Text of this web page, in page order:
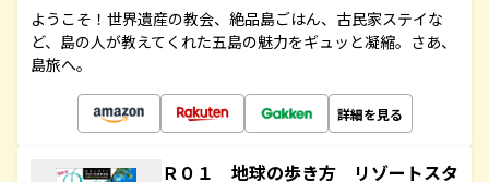
ようこそ！世界遺産の教会、絶品島ごはん、古民家ステイな
ど、島の人が教えてくれた五島の魅力をギュッと凝縮。さあ、
島旅へ。
詳細を見る
Ｒ０１ 地球の歩き方 リゾートスタ